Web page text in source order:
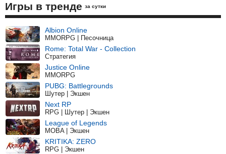
Игры в тренде за сутки
Albion Online
MMORPG | Песочница
Rome: Total War - Collection
Стратегия
Justice Online
MMORPG
PUBG: Battlegrounds
Шутер | Экшен
Next RP
RPG | Шутер | Экшен
League of Legends
MOBA | Экшен
KRITIKA: ZERO
RPG | Экшен